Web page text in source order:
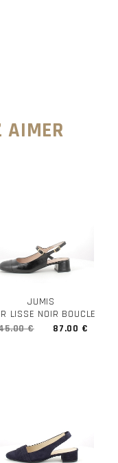
AIMER
JUMIS
LISSE NOIR BOUCLE
€
87.00 €